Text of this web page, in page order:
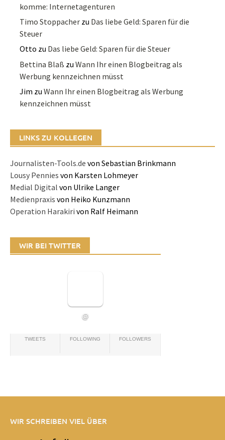
komme: Internetagenturen
Timo Stoppacher zu Das liebe Geld: Sparen für die
Steuer
Otto zu Das liebe Geld: Sparen für die Steuer
Bettina Blaß zuWann Ihr einen Blogbeitrag als
Werbung kennzeichnen müsst
Jim zuWann Ihr einen Blogbeitrag als Werbung
kennzeichnen müsst
LINKS ZU KOLLEGEN
Journalisten-Tools.de von Sebastian Brinkmann
Lousy Pennies von Karsten Lohmeyer
Medial Digital von Ulrike Langer
Medienpraxis von Heiko Kunzmann
Operation Harakiri von Ralf Heimann
WIR BEI TWITTER
@
TWEETS FOLLOWING FOLLOWERS
WIR SCHREIBEN VIEL ÜBER